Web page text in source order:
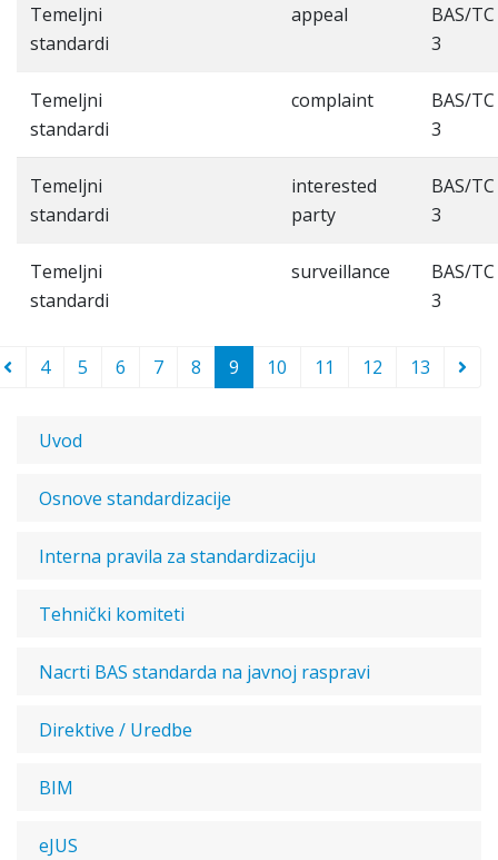
Temeljni
standardi
appeal
BAS/TC
3
Temeljni
standardi
complaint
BAS/TC
3
Temeljni
standardi
interested
party
BAS/TC
3
Temeljni
standardi
surveillance
BAS/TC
3
4 5 6 7 8 9 10 11 12 13
Uvod
Osnove standardizacije
Interna pravila za standardizaciju
Tehnički komiteti
Nacrti BAS standarda na javnoj raspravi
Direktive / Uredbe
BIM
eJUS